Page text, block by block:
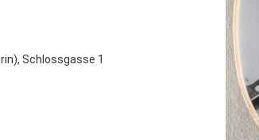
Schlossgasse 1